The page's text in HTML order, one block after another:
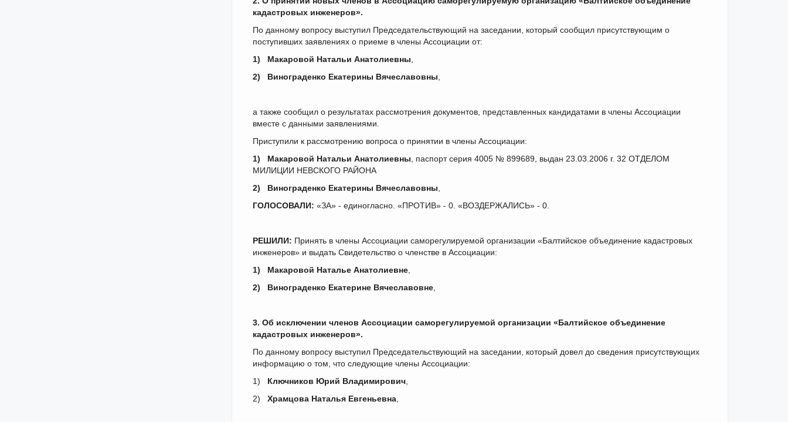
кадастровых инженеров».
По данному вопросу выступил Председательствующий на заседании, который сообщил присутствующим о
поступивших заявлениях о приеме в члены Ассоциации от:
1) Макаровой Натальи Анатолиевны
2) Винограденко Екатерины Вячеславовны
а также сообщил о результатах рассмотрения документов, представленных кандидатами в члены Ассоциации
вместе с данными заявлениями.
Приступили к рассмотрению вопроса о принятии в члены Ассоциации:
1) Макаровой Натальи Анатолиевны , паспорт серия 4005 № 899689, выдан 23.03.2006 г. 32 ОТДЕЛОМ
МИЛИЦИИ НЕВСКОГО РАЙОНА
2) Винограденко Екатерины Вячеславовны
ГОЛОСОВАЛИ: «ЗА» - единогласно. «ПРОТИВ» - 0. «ВОЗДЕРЖАЛИСЬ» - 0.
РЕШИЛИ: Принять в члены Ассоциации саморегулируемой организации «Балтийское объединение кадастровых
инженеров» и выдать Свидетельство о членстве в Ассоциации:
1) Макаровой Наталье Анатолиевне,
2) Винограденко Екатерине Вячеславовне,
3. Об исключении членов Ассоциации саморегулируемой организации «Балтийское объединение
кадастровых инженеров».
По данному вопросу выступил Председательствующий на заседании, который довел до сведения присутствующих
информацию о том, что следующие члены Ассоциации:
1) Ключников Юрий Владимирович,
2) Храмцова Наталья Евгеньевна,